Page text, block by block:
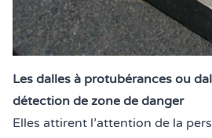
Les dalles à protubérances ou
détection de zone de danger
Elles attirent l’attention de la